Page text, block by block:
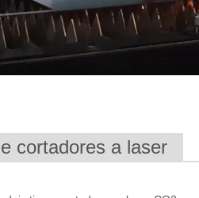
de tubosNo mundo em rápida
cortadores a laser